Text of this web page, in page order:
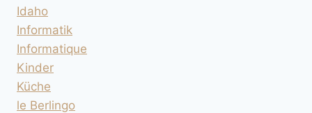
Idaho
Informatik
Informatique
Kinder
Küche
le Berlingo